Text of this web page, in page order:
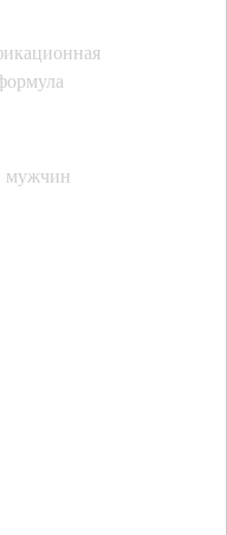
мужчин